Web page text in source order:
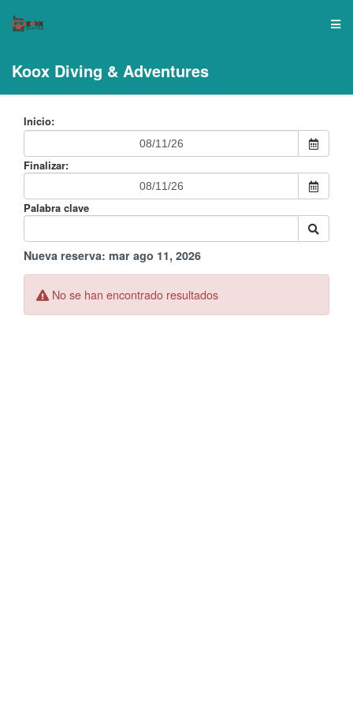
Koox Diving & Adventures
Inicio:
Finalizar:
Palabra clave
Nueva reserva: mar ago 11, 2026
No se han encontrado resultados